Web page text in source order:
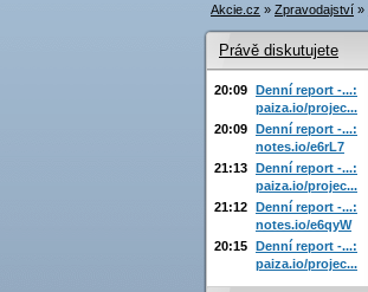
Akcie.cz » Zpravodajství »
Právě diskutujete
20:09 Denní report -...:
paiza.io/projec...
20:09 Denní report -...:
notes.io/e6rL7
21:13 Denní report -...:
paiza.io/projec...
21:12 Denní report -...:
notes.io/e6qyW
20:15 Denní report -...:
paiza.io/projec...